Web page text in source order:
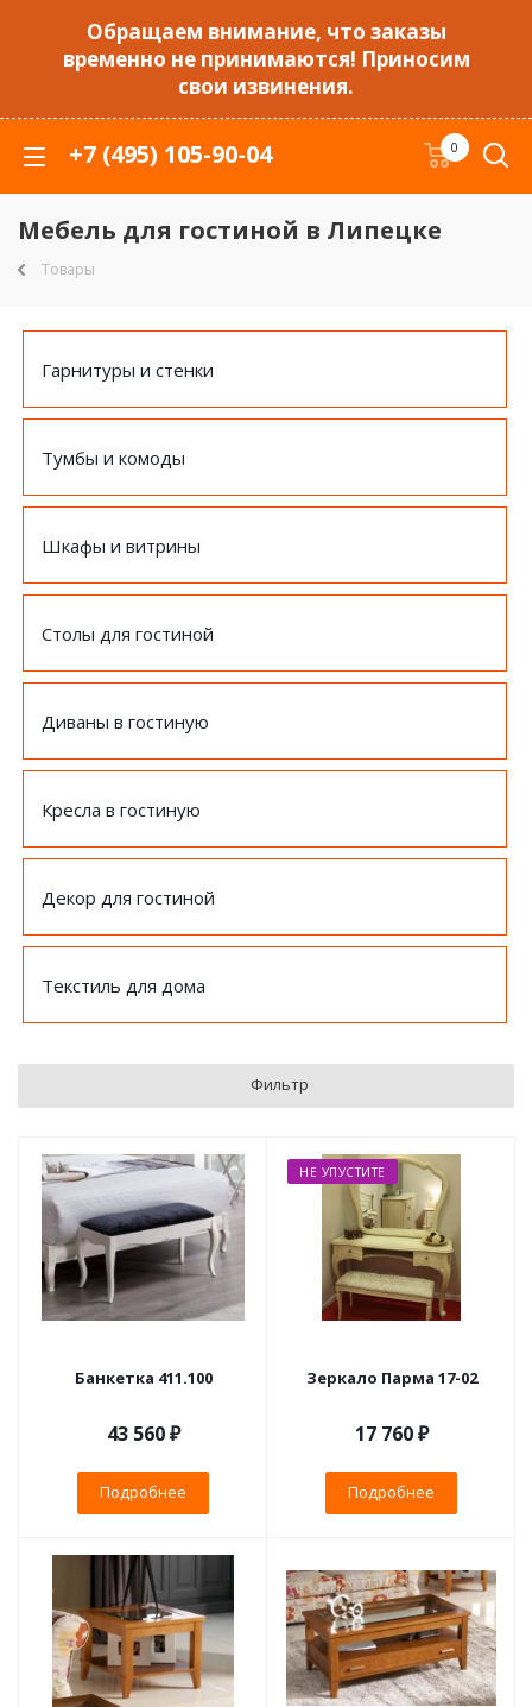
Обращаем внимание, что заказы
временно не принимаются! Приносим
свои извинения.
+7 (495) 105-90-04 0
Мебель для гостиной в Липецке
Товары
Гарнитуры и стенки
Тумбы и комоды
Шкафы и витрины
Столы для гостиной
Диваны в гостиную
Кресла в гостиную
Декор для гостиной
Текстиль для дома
Фильтр
Банкетка 411.100
43 560 ₽
Подробнее
НЕ УПУСТИТЕ
Зеркало Парма 17-02
17 760 ₽
Подробнее